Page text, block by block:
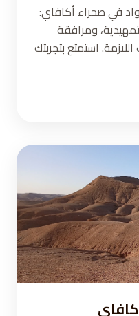
في صحراء أكافاي:
ومرافقة
استمتع بتجربتك